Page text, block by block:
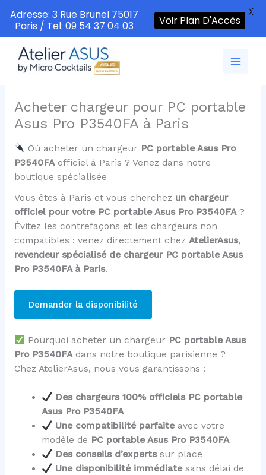
contenu
Acheter chargeur pour PC portable
Asus Pro P3540FA à Paris
Où acheter un chargeur PC portable Asus Pro
P3540FAofficiel à Paris ? Venez dans notre
boutique spécialisée
Vous êtes à Paris et vous cherchez un chargeur
officiel pour votre PC portable Asus Pro P3540FA?
Évitez les contrefaçons et les chargeurs non
compatibles : venez directement chez AtelierAsus,
revendeur spécialisé de chargeur PC portable Asus
Pro P3540FA à Paris.
Demander la disponibilité
Pourquoi acheter un chargeur PC portable Asus
Pro P3540FAdans notre boutique parisienne ?
Chez AtelierAsus, nous vous garantissons :
Des chargeurs 100% officiels PC portable
Asus Pro P3540FA
Une compatibilité parfaiteavec votre
modèle de PC portable Asus Pro P3540FA
Des conseils d’expertssur place
Une disponibilité immédiatesans délai de
Adresse: 3 Rue Brunel 75017
Paris / Tel: 09 54 37 04 03
Voir Plan D'Accès
X